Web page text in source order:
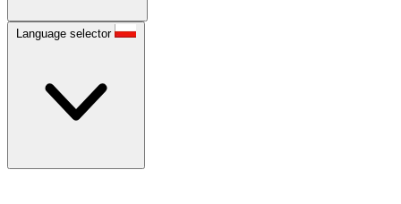
Language selector